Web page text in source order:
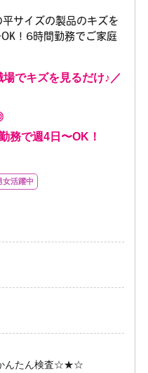
サイズの製品のキズを
！6時間勤務でご家庭
でキズを見るだけ♪／
務で週4日〜OK！
女活躍中
んたん検査☆★☆